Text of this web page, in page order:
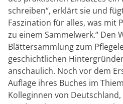
schreiben“, erklärt sie und
Faszination für alles, was mit
zu einem Sammelwerk.“ Den
Blättersammlung zum
geschichtlichen
anschaulich. Noch vor dem
Auflage ihres Buches im
Kolleginnen von